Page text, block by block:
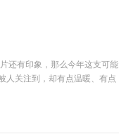
还有印象，那么今年这支可能
关注到，却有点温暖、有点